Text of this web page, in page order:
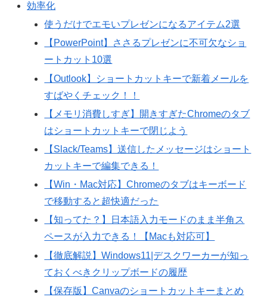
効率化
使うだけでエモいプレゼンになるアイテム2選
【PowerPoint】ささるプレゼンに不可欠なショ
ートカット10選
【Outlook】ショートカットキーで新着メールを
すばやくチェック！！
【メモリ消費しすぎ】開きすぎたChromeのタブ
はショートカットキーで閉じよう
【Slack/Teams】送信したメッセージはショート
カットキーで編集できる！
【Win・Mac対応】Chromeのタブはキーボード
で移動すると超快適だった
【知ってた？】日本語入力モードのまま半角ス
ペースが入力できる！【Macも対応可】
【徹底解説】Windows11|デスクワーカーが知っ
ておくべきクリップボードの履歴
【保存版】Canvaのショートカットキーまとめ